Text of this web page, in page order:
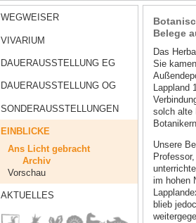
WEGWEISER
VIVARIUM
DAUERAUSSTELLUNG EG
DAUERAUSSTELLUNG OG
SONDERAUSSTELLUNGEN
EINBLICKE
Ans Licht gebracht
Archiv
Vorschau
AKTUELLES
Belege
Das
Sie
Lappland
solch alte
Unsere
im hohen
blieb